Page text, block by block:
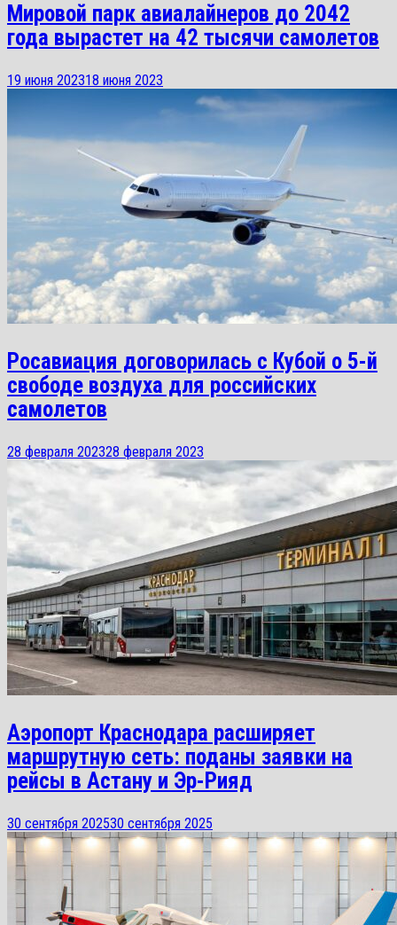
Мировой парк авиалайнеров до 2042
года вырастет на 42 тысячи самолетов
19 июня 202318 июня 2023
Росавиация договорилась с Кубой о 5-й
свободе воздуха для российских
самолетов
28 февраля 202328 февраля 2023
Аэропорт Краснодара расширяет
маршрутную сеть: поданы заявки на
рейсы в Астану и Эр-Рияд
30 сентября 202530 сентября 2025